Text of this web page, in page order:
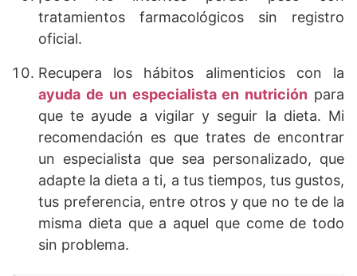
tratamientos farmacológicos sin registro
oficial.
Recupera los hábitos alimenticios con la
ayuda de un especialista en nutrición para
que te ayude a vigilar y seguir la dieta. Mi
recomendación es que trates de encontrar
un especialista que sea personalizado, que
adapte la dieta a ti, a tus tiempos, tus gustos,
tus preferencia, entre otros y que no te de la
misma dieta que a aquel que come de todo
sin problema.